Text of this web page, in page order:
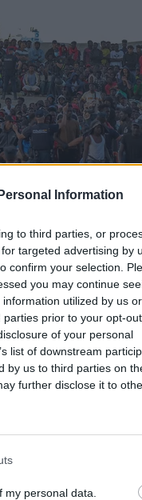
Information
to third parties, or
targeted advertising by
confirm your selection.
you may continue
utilized by us or
prior to your opt-
of your personal
list of downstream
by us to third parties on
further disclose it to
personal data.
migrantów
migrantów, którzy
72 tys. osób, jest coraz
Sira Rego zapewnia, że
do Maroka, o ile